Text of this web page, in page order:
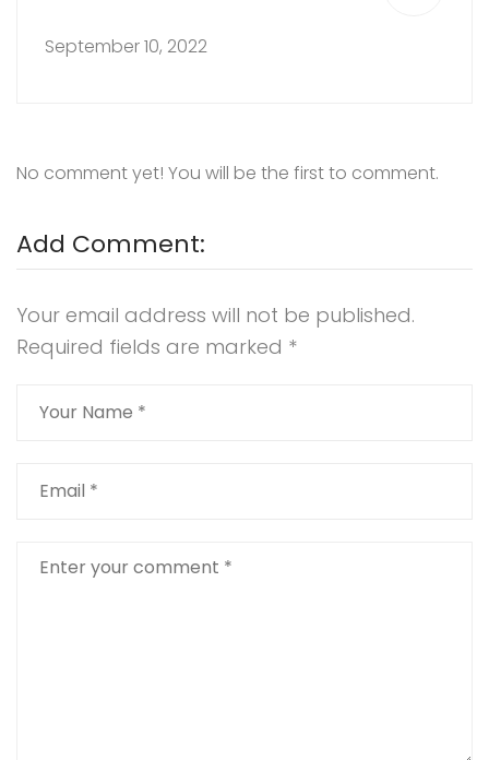
September 10, 2022
No comment yet! You will be the first to comment.
Add Comment:
Your email address will not be published.
Required fields are marked *